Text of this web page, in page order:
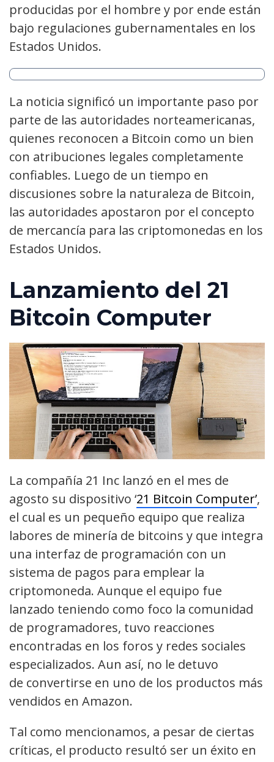
producidas por el hombre y por ende están
bajo regulaciones gubernamentales en los
Estados Unidos.
La noticia significó un importante paso por
parte de las autoridades norteamericanas,
quienes reconocen a Bitcoin como un bien
con atribuciones legales completamente
confiables. Luego de un tiempo en
discusiones sobre la naturaleza de Bitcoin,
las autoridades apostaron por el concepto
de mercancía para las criptomonedas en los
Estados Unidos.
Lanzamiento del 21
Bitcoin Computer
La compañía 21 Inc lanzó en el mes de
agosto su dispositivo ‘21 Bitcoin Computer’,
el cual es un pequeño equipo que realiza
labores de minería de bitcoins y que integra
una interfaz de programación con un
sistema de pagos para emplear la
criptomoneda. Aunque el equipo fue
lanzado teniendo como foco la comunidad
de programadores, tuvo reacciones
encontradas en los foros y redes sociales
especializados. Aun así, no le detuvo
de convertirse en uno de los productos más
vendidos en Amazon.
Tal como mencionamos, a pesar de ciertas
críticas, el producto resultó ser un éxito en